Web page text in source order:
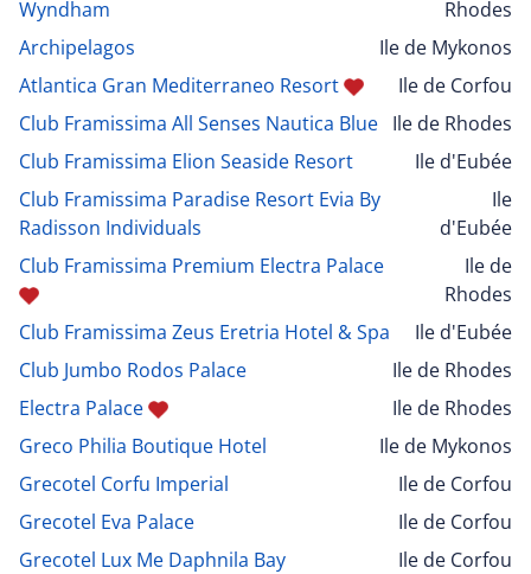
Wyndham
Rhodes
Archipelagos
Ile de Mykonos
Atlantica Gran Mediterraneo Resort
Ile de Corfou
Club Framissima All Senses Nautica Blue Ile de Rhodes
Club Framissima Elion Seaside Resort
Ile d'Eubée
Club Framissima Paradise Resort Evia By
Radisson Individuals
Ile
d'Eubée
Club Framissima Premium Electra Palace
Ile de
Rhodes
Club Framissima Zeus Eretria Hotel & Spa
Ile d'Eubée
Club Jumbo Rodos Palace
Ile de Rhodes
Electra Palace
Ile de Rhodes
Greco Philia Boutique Hotel
Ile de Mykonos
Grecotel Corfu Imperial
Ile de Corfou
Grecotel Eva Palace
Ile de Corfou
Grecotel Lux Me Daphnila Bay
Ile de Corfou